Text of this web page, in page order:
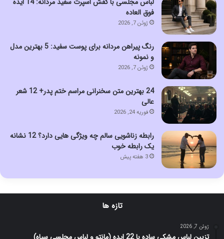
فوق العاده
ژوئن 7, 2026
رنگ پیراهن مردانه برای پوست سفید: 5 بهترین مدل
و نمونه
ژوئن 7, 2026
24 بهترین متن سخنرانی مراسم ختم پدر+ 12 شعر
عالی
فوریه 24, 2026
رابطه زناشویی سالم چه ویژگی هایی دارد؟ 12 نشانه
یک رابطه خوب
3 هفته پیش
تازه ها
ژوئن 7, 2026